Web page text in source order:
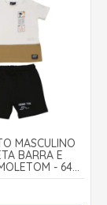
MASCULINO
BARRA E
- 6407
KIDS